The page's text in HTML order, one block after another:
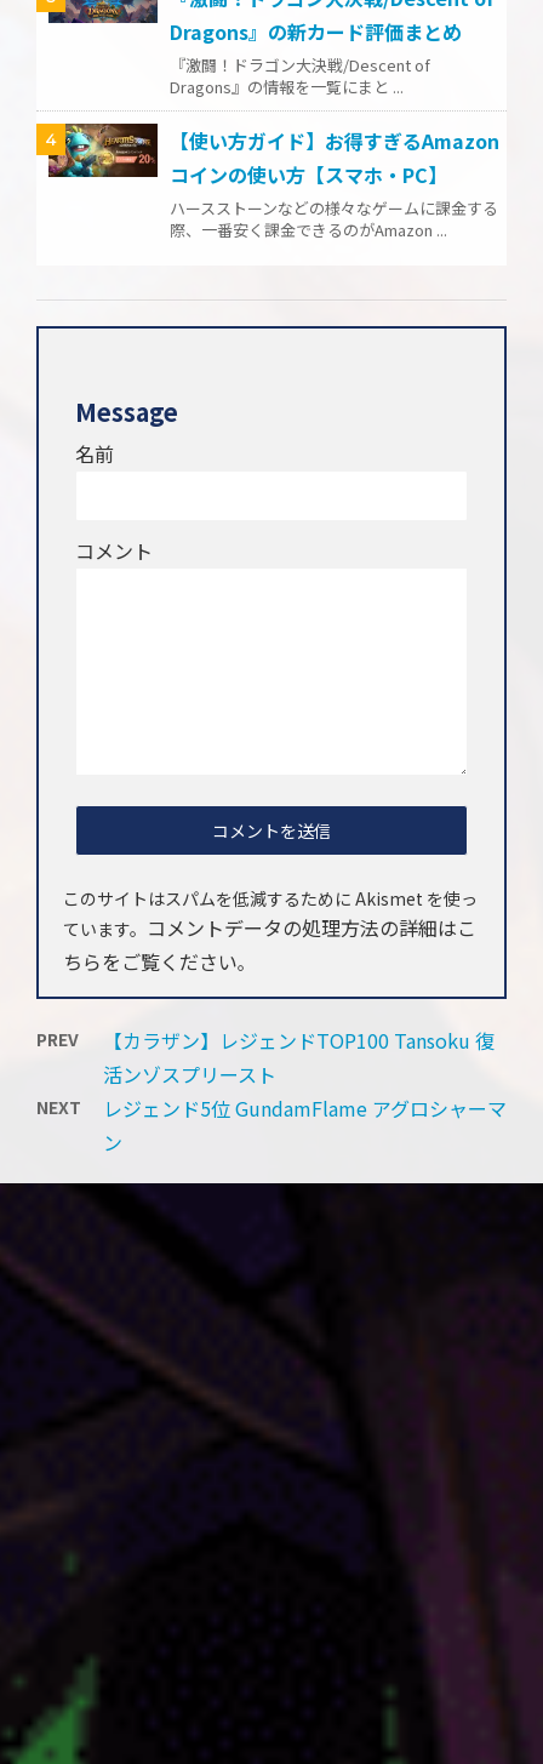
Dragons』の新カード評価まとめ
『激闘！ドラゴン大決戦/Descent of
Dragons』の情報を一覧にまと ...
4
【使い方ガイド】お得すぎるAmazon
コインの使い方【スマホ・PC】
ハースストーンなどの様々なゲームに課金する
際、一番安く課金できるのがAmazon ...
Message
名前
コメント
このサイトはスパムを低減するために Akismet を使っ
ています。 コメントデータの処理方法の詳細はこ
ちらをご覧ください。
PREV
【カラザン】レジェンドTOP100 Tansoku 復
活ンゾスプリースト
NEXT
レジェンド5位 GundamFlame アグロシャーマ
ン